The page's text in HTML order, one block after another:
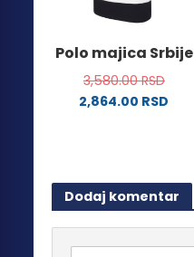
izabrane
stranici
proizvoda.
Polo majica Srbije
3,580.00RSD
2,864.00 RSD
više
varijanti.
Opcije
mogu
Dodaj komentar